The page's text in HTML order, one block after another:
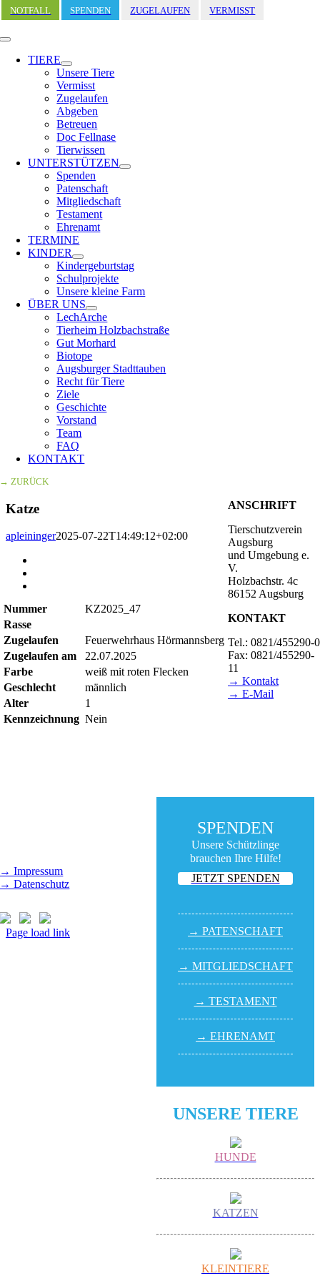
Zum
Inhalt
springen
NOTFALL SPENDEN ZUGELAUFEN VERMISST
Toggle
Navigation
TIERE
Unsere Tiere
Vermisst
Zugelaufen
Abgeben
Betreuen
Doc Fellnase
Tierwissen
UNTERSTÜTZEN
Spenden
Patenschaft
Mitgliedschaft
Testament
Ehrenamt
TERMINE
KINDER
Kindergeburtstag
Schulprojekte
Unsere kleine Farm
ÜBER UNS
LechArche
Tierheim Holzbachstraße
Gut Morhard
Biotope
Augsburger Stadttauben
Recht für Tiere
Ziele
Geschichte
Vorstand
Team
FAQ
KONTAKT
→ ZURÜCK
Katze
apleininger2025-07-22T14:49:12+02:00
Nummer
KZ2025_47
Rasse
Zugelaufen
Feuerwehrhaus Hörmannsberg
Zugelaufen am
22.07.2025
Farbe
weiß mit roten Flecken
Geschlecht
männlich
Alter
1
Kennzeichnung Nein
SPENDEN
Unsere Schützlinge
brauchen Ihre Hilfe!
JETZT SPENDEN
→ PATEN­SCHAFT
→ MITGLIED­SCHAFT
→ TESTA­MENT
→ EHREN­AMT
UNSERE TIERE
HUNDE
KATZEN
KLEINTIERE
ANSCHRIFT
Tierschutzverein
Augsburg
und Umgebung e.
V.
Holzbachstr. 4c
86152 Augsburg
KONTAKT
Tel.: 0821/455290-0
Fax: 0821/455290-
11
→ Kontakt
→ E-Mail
→ Impressum
→ Datenschutz
Page load link